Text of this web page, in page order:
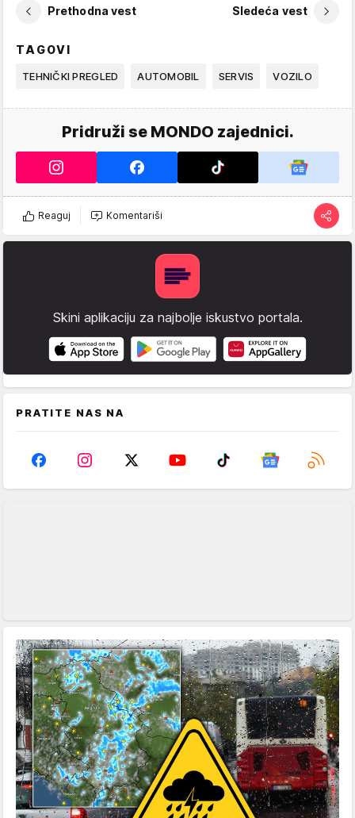
Prethodna vest Sledeća vest
TAGOVI
TEHNIČKI PREGLED AUTOMOBIL SERVIS VOZILO
Pridruži se MONDO zajednici.
Reaguj Komentariši
Skini aplikaciju za najbolje iskustvo portala.
PRATITE NAS NA